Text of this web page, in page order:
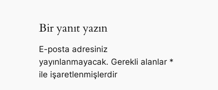
Bir yanıt yazın
E-posta adresiniz
yayınlanmayacak. Gerekli alanlar *
ile işaretlenmişlerdir